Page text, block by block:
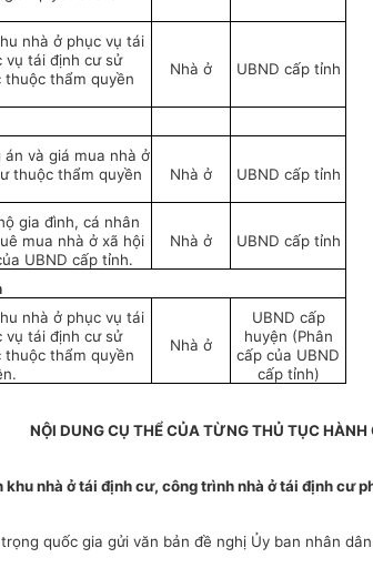
nhà ở phục vụ tái
vụ tái định cư sử
thuộc thẩm quyền
Nhà ở UBND cấp tỉnh
và giá mua nhà ở
thuộc thẩm quyền
Nhà ở UBND cấp tỉnh
gia đình, cá nhân
mua nhà ở xã hội
UBND cấp tỉnh.
Nhà ở UBND cấp tỉnh
nhà ở phục vụ tái
vụ tái định cư sử
thuộc thẩm quyền
Nhà ở
UBND cấp
huyện (Phân
cấp của UBND
cấp tỉnh)
NỘI DUNG CỤ THỂ CỦA TỪNG THỦ TỤC
khu nhà ở tái định cư, công trình nhà ở tái định
quốc gia gửi văn bản đề nghị Ủy ban nhân